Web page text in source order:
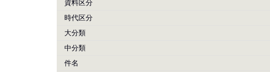
資料区分
時代区分
大分類
中分類
件名